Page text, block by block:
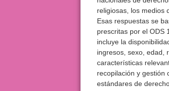
religiosas, los medios
Esas respuestas se
prescritas por el ODS
incluye la
ingresos, sexo, edad,
características
recopilación y gestión
estándares de